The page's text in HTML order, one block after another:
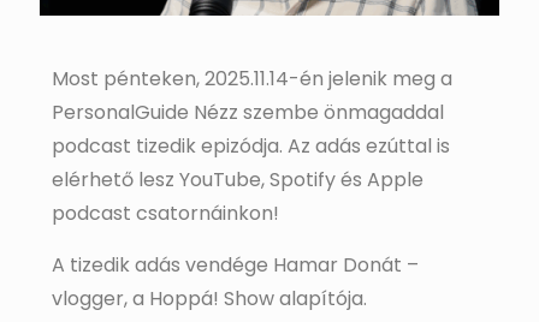
Most pénteken, 2025.11.14-én jelenik meg a
PersonalGuide Nézz szembe önmagaddal
podcast tizedik epizódja. Az adás ezúttal is
elérhető lesz YouTube, Spotify és Apple
podcast csatornáinkon!
A tizedik adás vendége Hamar Donát –
vlogger, a Hoppá! Show alapítója.